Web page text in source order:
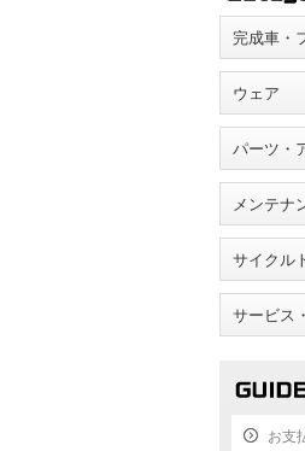
完成車・
ウェア
パーツ・
メンテナ
サイクル
サービス
お支